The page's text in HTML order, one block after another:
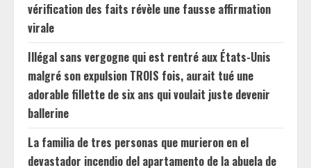
vérification des faits révèle une fausse affirmation
virale
Illégal sans vergogne qui est rentré aux États-Unis
malgré son expulsion TROIS fois, aurait tué une
adorable fillette de six ans qui voulait juste devenir
ballerine
La familia de tres personas que murieron en el
devastador incendio del apartamento de la abuela de